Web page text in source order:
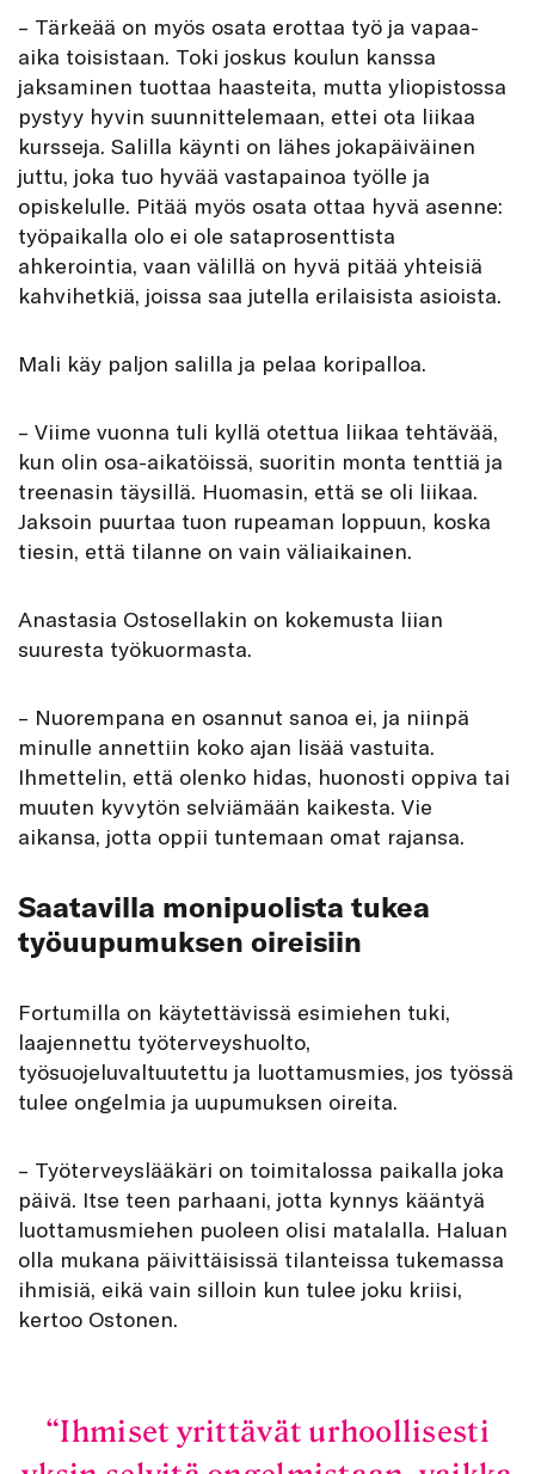
– Tärkeää on myös osata erottaa työ ja vapaa-
aika toisistaan. Toki joskus koulun kanssa
jaksaminen tuottaa haasteita, mutta yliopistossa
pystyy hyvin suunnittelemaan, ettei ota liikaa
kursseja. Salilla käynti on lähes jokapäiväinen
juttu, joka tuo hyvää vastapainoa työlle ja
opiskelulle. Pitää myös osata ottaa hyvä asenne:
työpaikalla olo ei ole sataprosenttista
ahkerointia, vaan välillä on hyvä pitää yhteisiä
kahvihetkiä, joissa saa jutella erilaisista asioista.
Mali käy paljon salilla ja pelaa koripalloa.
– Viime vuonna tuli kyllä otettua liikaa tehtävää,
kun olin osa-aikatöissä, suoritin monta tenttiä ja
treenasin täysillä. Huomasin, että se oli liikaa.
Jaksoin puurtaa tuon rupeaman loppuun, koska
tiesin, että tilanne on vain väliaikainen.
Anastasia Ostosellakin on kokemusta liian
suuresta työkuormasta.
– Nuorempana en osannut sanoa ei, ja niinpä
minulle annettiin koko ajan lisää vastuita.
Ihmettelin, että olenko hidas, huonosti oppiva tai
muuten kyvytön selviämään kaikesta. Vie
aikansa, jotta oppii tuntemaan omat rajansa.
Saatavilla monipuolista tukea
työuupumuksen oireisiin
Fortumilla on käytettävissä esimiehen tuki,
laajennettu työterveyshuolto,
työsuojeluvaltuutettu ja luottamusmies, jos työssä
tulee ongelmia ja uupumuksen oireita.
– Työterveyslääkäri on toimitalossa paikalla joka
päivä. Itse teen parhaani, jotta kynnys kääntyä
luottamusmiehen puoleen olisi matalalla. Haluan
olla mukana päivittäisissä tilanteissa tukemassa
ihmisiä, eikä vain silloin kun tulee joku kriisi,
kertoo Ostonen.
Ihmiset yrittävät urhoollisesti